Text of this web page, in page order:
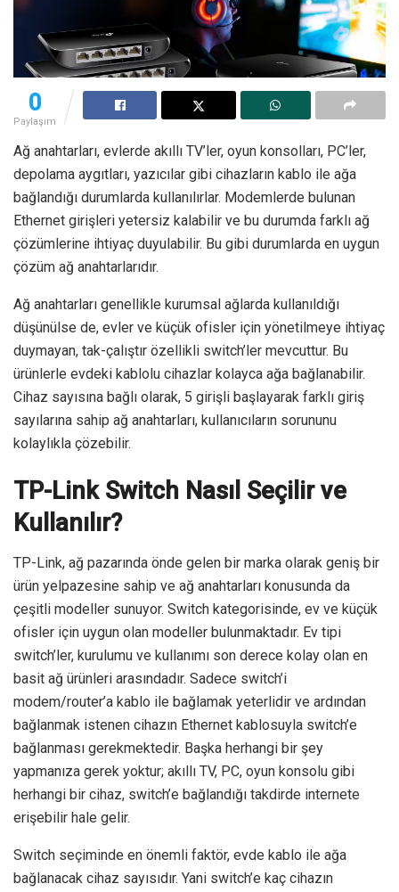
0
Paylaşım
Ağ anahtarları, evlerde akıllı TV’ler, oyun konsolları, PC’ler,
depolama aygıtları, yazıcılar gibi cihazların kablo ile ağa
bağlandığı durumlarda kullanılırlar. Modemlerde bulunan
Ethernet girişleri yetersiz kalabilir ve bu durumda farklı ağ
çözümlerine ihtiyaç duyulabilir. Bu gibi durumlarda en uygun
çözüm ağ anahtarlarıdır.
Ağ anahtarları genellikle kurumsal ağlarda kullanıldığı
düşünülse de, evler ve küçük ofisler için yönetilmeye ihtiyaç
duymayan, tak-çalıştır özellikli switch’ler mevcuttur. Bu
ürünlerle evdeki kablolu cihazlar kolayca ağa bağlanabilir.
Cihaz sayısına bağlı olarak, 5 girişli başlayarak farklı giriş
sayılarına sahip ağ anahtarları, kullanıcıların sorununu
kolaylıkla çözebilir.
TP-Link Switch Nasıl Seçilir ve
Kullanılır?
TP-Link, ağ pazarında önde gelen bir marka olarak geniş bir
ürün yelpazesine sahip ve ağ anahtarları konusunda da
çeşitli modeller sunuyor. Switch kategorisinde, ev ve küçük
ofisler için uygun olan modeller bulunmaktadır. Ev tipi
switch’ler, kurulumu ve kullanımı son derece kolay olan en
basit ağ ürünleri arasındadır. Sadece switch’i
modem/router’a kablo ile bağlamak yeterlidir ve ardından
bağlanmak istenen cihazın Ethernet kablosuyla switch’e
bağlanması gerekmektedir. Başka herhangi bir şey
yapmanıza gerek yoktur; akıllı TV, PC, oyun konsolu gibi
herhangi bir cihaz, switch’e bağlandığı takdirde internete
erişebilir hale gelir.
Switch seçiminde en önemli faktör, evde kablo ile ağa
bağlanacak cihaz sayısıdır. Yani switch’e kaç cihazın